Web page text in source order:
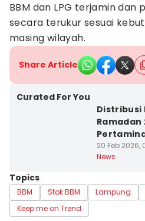
BBM dan LPG terjamin dan
secara terukur sesuai
masing wilayah.
Share Article
Curated For You
Distribusi
Ramadan
20 Feb 2026,
News
Topics
BBM Stok BBM Lampung
Keep me on Trend